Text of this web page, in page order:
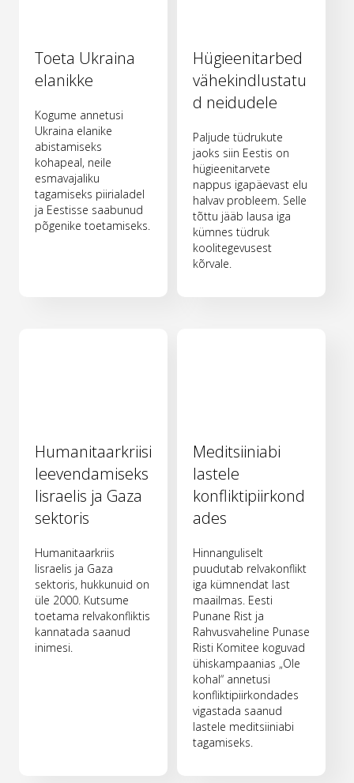
Toeta Ukraina
elanikke
Kogume annetusi
Ukraina elanike
abistamiseks
kohapeal, neile
esmavajaliku
tagamiseks piirialadel
ja Eestisse saabunud
põgenike toetamiseks.
Hügieenitarbed
vähekindlustatu
d neidudele
Paljude tüdrukute
jaoks siin Eestis on
hügieenitarvete
nappus igapäevast elu
halvav probleem. Selle
tõttu jääb lausa iga
kümnes tüdruk
koolitegevusest
kõrvale.
Humanitaarkriisi
leevendamiseks
Iisraelis ja Gaza
sektoris
Humanitaarkriis
Iisraelis ja Gaza
sektoris, hukkunuid on
üle 2000. Kutsume
toetama relvakonfliktis
kannatada saanud
inimesi.
Meditsiiniabi
lastele
konfliktipiirkond
ades
Hinnanguliselt
puudutab relvakonflikt
iga kümnendat last
maailmas. Eesti
Punane Rist ja
Rahvusvaheline Punase
Risti Komitee koguvad
ühiskampaanias „Ole
kohal“ annetusi
konfliktipiirkondades
vigastada saanud
lastele meditsiiniabi
tagamiseks.